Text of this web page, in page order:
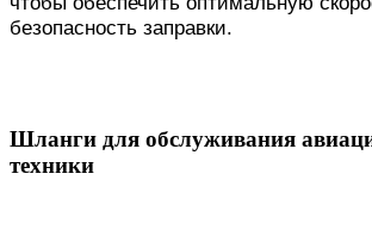
безопасность заправки.
Шланги для обслуживания
техники